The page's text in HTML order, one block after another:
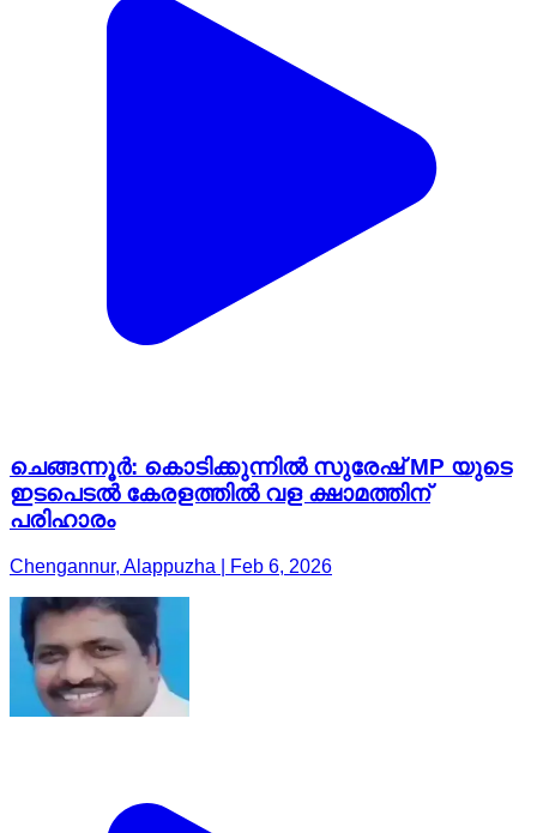
ചെങ്ങന്നൂർ: കൊടിക്കുന്നിൽ സുരേഷ് MP യുടെ
ഇടപെടൽ കേരളത്തിൽ വള ക്ഷാമത്തിന്
പരിഹാരം
Chengannur, Alappuzha | Feb 6, 2026